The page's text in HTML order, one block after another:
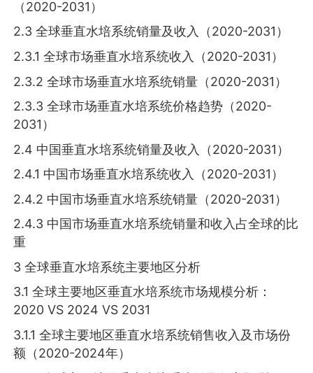
（2020-2031）
2.3 全球垂直水培系统销量及收入（2020-2031）
2.3.1 全球市场垂直水培系统收入（2020-2031）
2.3.2 全球市场垂直水培系统销量（2020-2031）
2.3.3 全球市场垂直水培系统价格趋势（2020-
2031）
2.4 中国垂直水培系统销量及收入（2020-2031）
2.4.1 中国市场垂直水培系统收入（2020-2031）
2.4.2 中国市场垂直水培系统销量（2020-2031）
2.4.3 中国市场垂直水培系统销量和收入占全球的比
重
3 全球垂直水培系统主要地区分析
3.1 全球主要地区垂直水培系统市场规模分析：
2020 VS 2024 VS 2031
3.1.1 全球主要地区垂直水培系统销售收入及市场份
额（2020-2024年）